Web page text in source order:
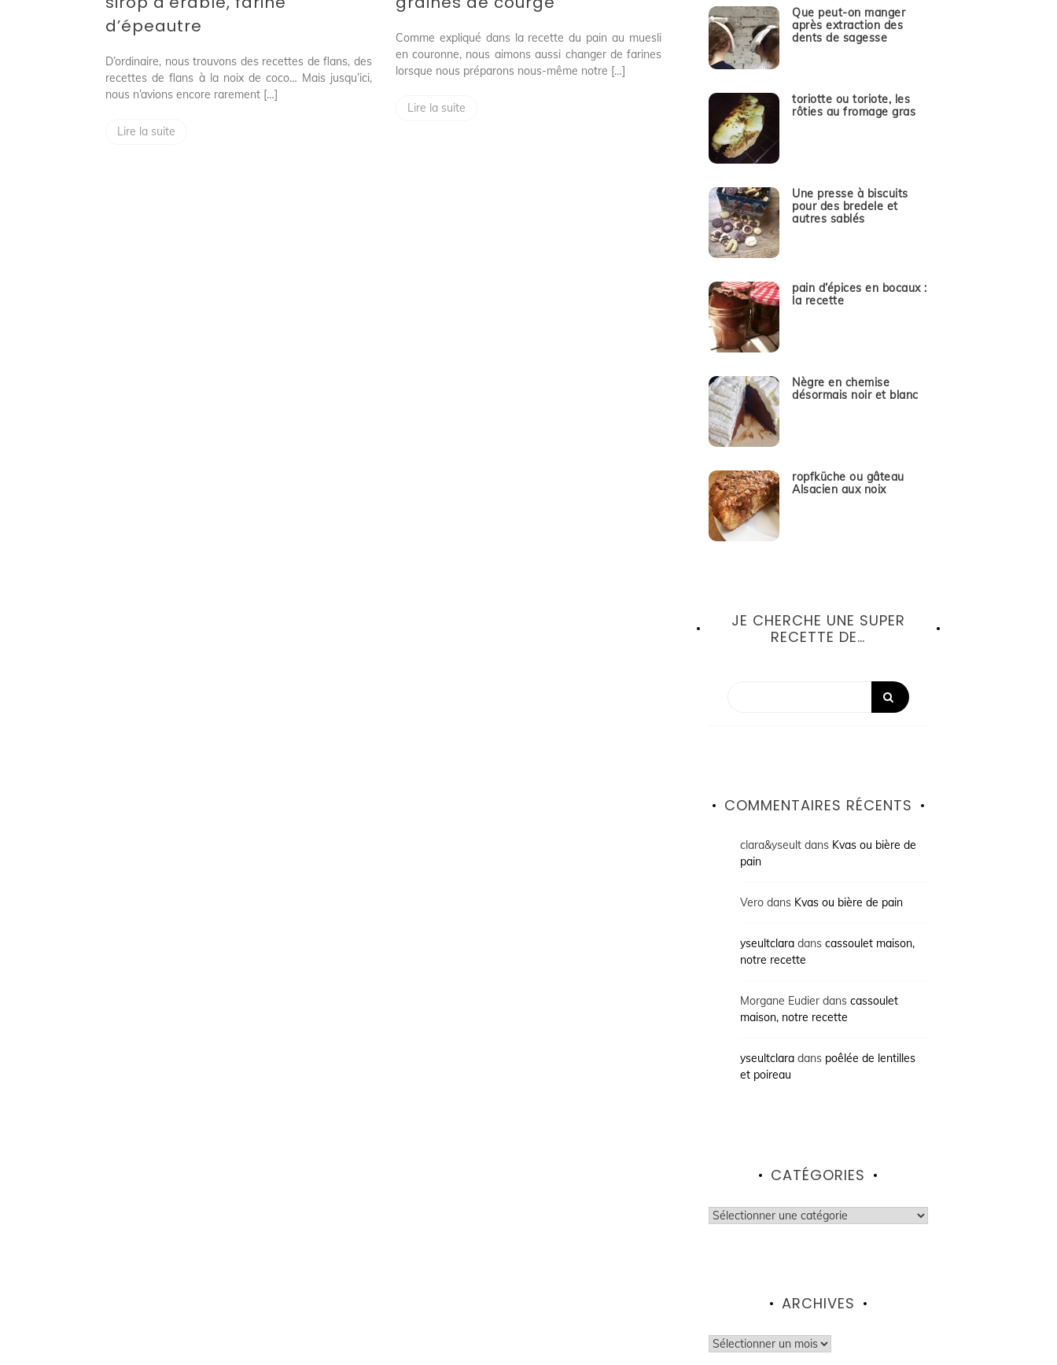
d’érable,
d’épeautre
D’ordinaire, nous trouvons des recettes de flans, des
recettes de flans à la noix de coco… Mais jusqu’ici,
nous n’avions encore rarement […]
Lire la suite
Comme expliqué dans la recette du pain au muesli
en couronne, nous aimons aussi changer de farines
lorsque nous préparons nous-même notre […]
Lire la suite
Que peut-on manger
après extraction des
dents de sagesse
toriotte ou toriote, les
rôties au fromage gras
Une presse à biscuits
pour des bredele et
autres sablés
pain d’épices en bocaux :
la recette
Nègre en chemise
désormais noir et blanc
ropfküche ou gâteau
Alsacien aux noix
JE CHERCHE UNE SUPER
RECETTE DE…
COMMENTAIRES RÉCENTS
clara&yseult dans Kvas ou bière de
pain
Vero dans Kvas ou bière de pain
yseultclara danscassoulet maison,
notre recette
Morgane Eudier danscassoulet
maison, notre recette
yseultclara dans poêlée de lentilles
et poireau
CATÉGORIES
Catégories
ARCHIVES
Archives